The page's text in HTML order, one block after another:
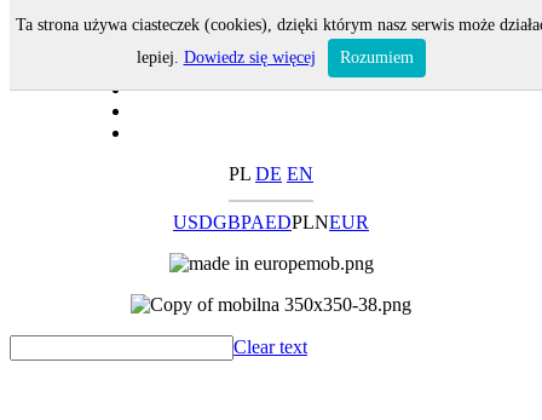
PL DE EN
USDGBPAEDPLNEUR
Clear text
Ta strona używa ciasteczek (cookies), dzięki którym nasz serwis może
lepiej. Dowiedz się więcej Rozumiem